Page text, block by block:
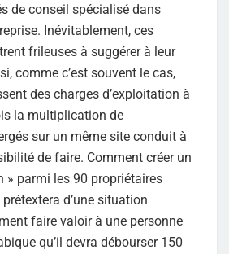
de conseil spécialisé dans
Inévitablement, ces
frileuses à suggérer à leur
comme c’est souvent le cas,
des charges d’exploitation à
la multiplication de
sur un même site conduit à
de faire. Comment créer un
» parmi les 90 propriétaires
d’une situation
faire valoir à une personne
qu’il devra débourser 150